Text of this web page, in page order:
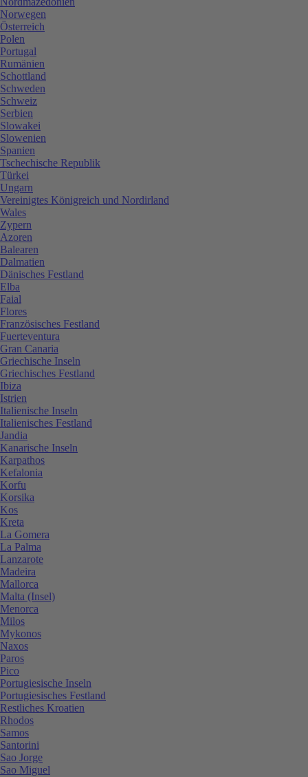
Norwegen
Österreich
Polen
Portugal
Rumänien
Schottland
Schweden
Schweiz
Serbien
Slowakei
Slowenien
Spanien
Tschechische Republik
Türkei
Ungarn
Vereinigtes Königreich und Nordirland
Wales
Zypern
Azoren
Balearen
Dalmatien
Dänisches Festland
Elba
Faial
Flores
Französisches Festland
Fuerteventura
Gran Canaria
Griechische Inseln
Griechisches Festland
Ibiza
Istrien
Italienische Inseln
Italienisches Festland
Jandia
Kanarische Inseln
Karpathos
Kefalonia
Korfu
Korsika
Kos
Kreta
La Gomera
La Palma
Lanzarote
Madeira
Mallorca
Malta (Insel)
Menorca
Milos
Mykonos
Naxos
Paros
Pico
Portugiesische Inseln
Portugiesisches Festland
Restliches Kroatien
Rhodos
Samos
Santorini
Sao Jorge
Sao Miguel